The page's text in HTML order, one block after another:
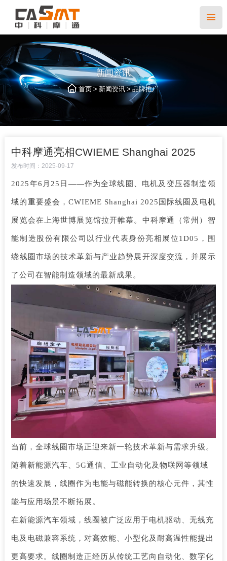
新闻资讯
首页 > 新闻资讯 > 品牌推广
中科摩通亮相CWIEME Shanghai 2025
发布时间：2025-09-17
2025年6月25日——作为全球线圈、电机及变压器制造领
域的重要盛会，CWIEME Shanghai 2025国际线圈及电机
展览会在上海世博展览馆拉开帷幕。中科摩通（常州）智
能制造股份有限公司以行业代表身份亮相展位1D05，围
绕线圈市场的技术革新与产业趋势展开深度交流，并展示
了公司在智能制造领域的最新成果。
当前，全球线圈市场正迎来新一轮技术革新与需求升级。
随着新能源汽车、 5G通信、工业自动化及物联网等领域
的快速发展，线圈作为电能与磁能转换的核心元件，其性
能与应用场景不断拓展。
在新能源汽车领域，线圈被广泛应用于电机驱动、无线充
电及电磁兼容系统，对高效能、小型化及耐高温性能提出
更高要求。线圈制造正经历从传统工艺向自动化、数字化